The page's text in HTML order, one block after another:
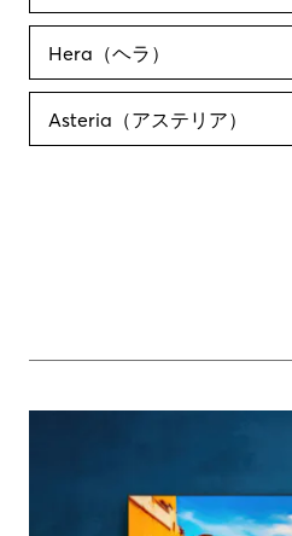
Hera（ヘラ）
Asteria（アステリア）